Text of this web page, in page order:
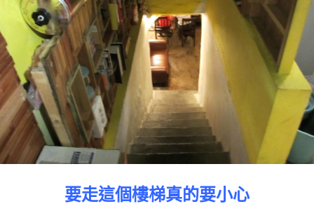
要走這個樓梯真的要小心